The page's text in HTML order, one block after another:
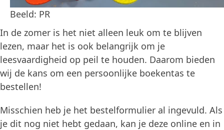
Beeld: PR
In de zomer is het niet alleen leuk om te blijven
lezen, maar het is ook belangrijk om je
leesvaardigheid op peil te houden. Daarom bieden
wij de kans om een persoonlijke boekentas te
bestellen!
Misschien heb je het bestelformulier al ingevuld. Als
je dit nog niet hebt gedaan, kan je deze online en in